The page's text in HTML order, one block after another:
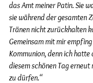
das Amt meiner Patin. Sie
sie während der gesamten
Tränen nicht zurückhalten
Gemeinsam mit mir
Kommunion, denn ich hatte
diesem schönen Tag erneut
zu dürfen.“